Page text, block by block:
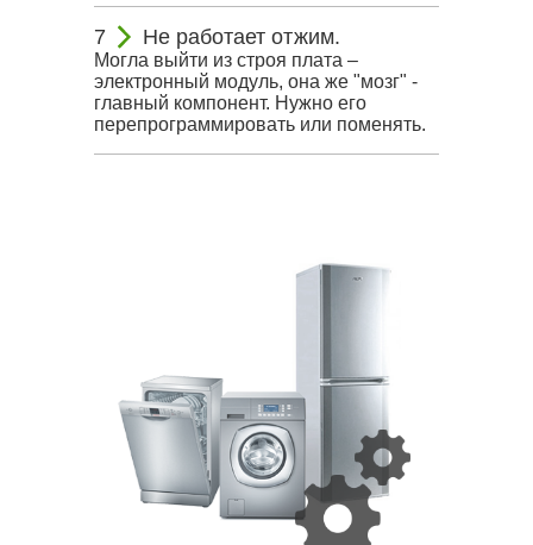
Не работает отжим.
Могла выйти из строя плата –
электронный модуль, она же "мозг" -
главный компонент. Нужно его
перепрограммировать или поменять.